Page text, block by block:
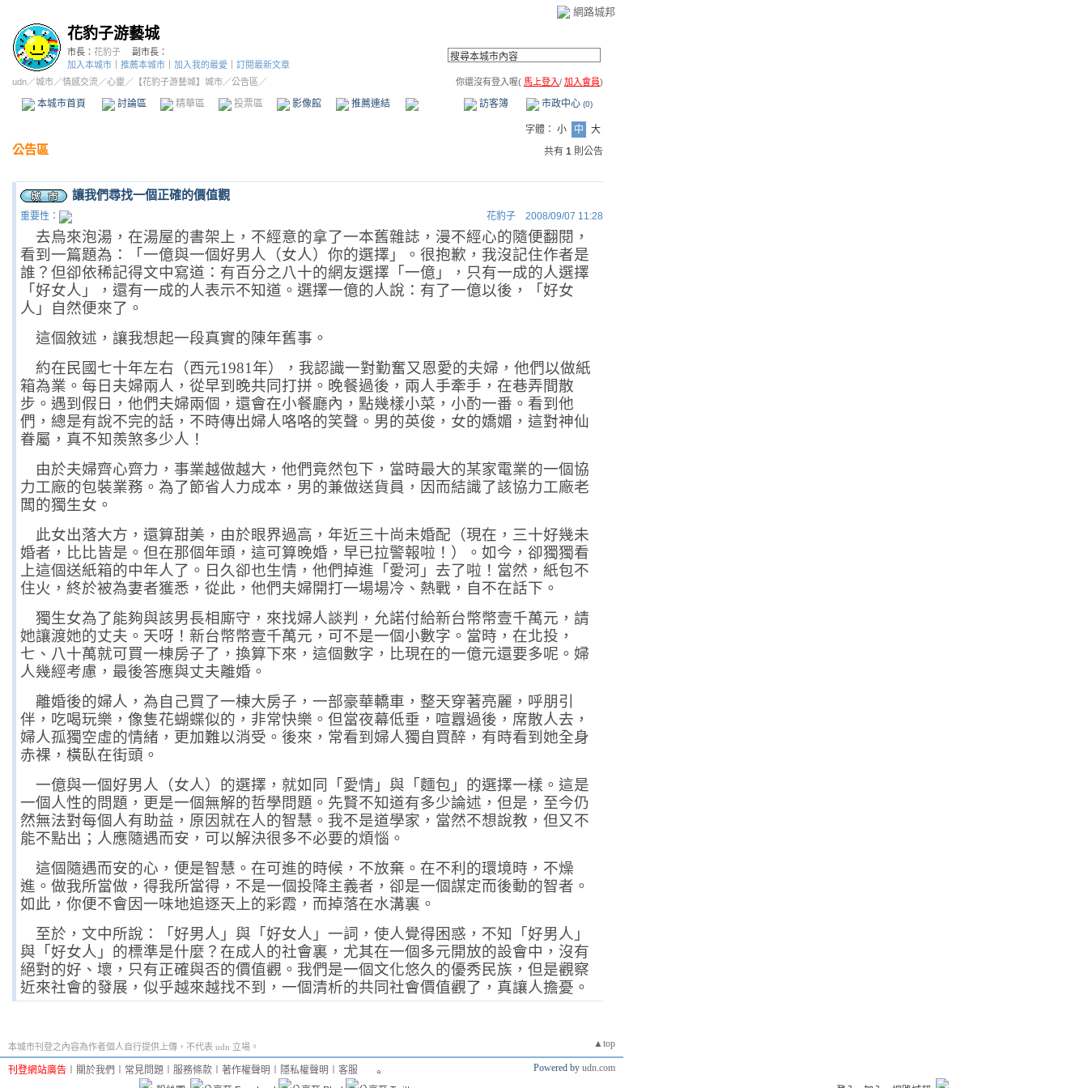
網路城邦
花豹子游藝城
市長： 花豹子
副市長：
加入本城市
推薦本城市 加入我的最愛
訂閱最新文章
udn／城市／情感交流／心靈 ／ 【花豹子游藝城】城市／公告區／ 你還沒有登入喔( 馬上登入/ 加入會員)
本城市首頁 討論區 精華區 投票區 影像館 推薦連結 公告區 訪客簿 市政中心 (0)
字體： 小 中 大
公告區 共有 1 則公告
讓我們尋找一個正確的價值觀
重要性： 花豹子 2008/09/07 11:28
去烏來泡湯，在湯屋的書架上，不經意的拿了一本舊雜誌，漫不經心的隨便翻閱，
看到一篇題為：「一億與一個好男人（女人）你的選擇」。很抱歉，我沒記住作者是
誰？但卻依稀記得文中寫道：有百分之八十的網友選擇「一億」，只有一成的人選擇
「好女人」，還有一成的人表示不知道。選擇一億的人說：有了一億以後，「好女
人」自然便來了。
這個敘述，讓我想起一段真實的陳年舊事。
約在民國七十年左右（西元1981 年），我認識一對勤奮又恩愛的夫婦，他們以做紙
箱為業。每日夫婦兩人，從早到晚共同打拼。晚餐過後，兩人手牽手，在巷弄間散
步。遇到假日，他們夫婦兩個，還會在小餐廳內，點幾樣小菜，小酌一番。看到他
們，總是有說不完的話，不時傳出婦人咯咯的笑聲。男的英俊，女的嬌媚，這對神仙
眷屬，真不知羨煞多少人！
由於夫婦齊心齊力，事業越做越大，他們竟然包下，當時最大的某家電業的一個協
力工廠的包裝業務。為了節省人力成本，男的兼做送貨員，因而結識了該協力工廠老
闆的獨生女。
此女出落大方，還算甜美，由於眼界過高，年近三十尚未婚配（現在，三十好幾未
婚者，比比皆是。但在那個年頭，這可算晚婚，早已拉警報啦！）。如今，卻獨獨看
上這個送紙箱的中年人了。日久卻也生情，他們掉進「愛河」去了啦！當然，紙包不
住火，終於被為妻者獲悉，從此，他們夫婦開打一場場冷、熱戰，自不在話下。
獨生女為了能夠與該男長相廝守，來找婦人談判，允諾付給新台幣幣壹千萬元，請
她讓渡她的丈夫。天呀！新台幣幣壹千萬元，可不是一個小數字。當時，在北投，
七、八十萬就可買一棟房子了，換算下來，這個數字，比現在的一億元還要多呢。婦
人幾經考慮，最後答應與丈夫離婚。
離婚後的婦人，為自己買了一棟大房子，一部豪華轎車，整天穿著亮麗，呼朋引
伴，吃喝玩樂，像隻花蝴蝶似的，非常快樂。但當夜幕低垂，喧囂過後，席散人去，
婦人孤獨空虛的情緒，更加難以消受。後來，常看到婦人獨自買醉，有時看到她全身
赤裸，橫臥在街頭。
一億與一個好男人（女人）的選擇，就如同「愛情」與「麵包」的選擇一樣。這是
一個人性的問題，更是一個無解的哲學問題。先賢不知道有多少論述，但是，至今仍
然無法對每個人有助益，原因就在人的智慧。我不是道學家，當然不想說教，但又不
能不點出；人應隨遇而安，可以解決很多不必要的煩惱。
這個隨遇而安的心，便是智慧。在可進的時候，不放棄。在不利的環境時，不燥
進。做我所當做，得我所當得，不是一個投降主義者，卻是一個謀定而後動的智者。
如此，你便不會因一味地追逐天上的彩霞，而掉落在水溝裏。
至於，文中所說：
「好男人」與「好女人」一詞，使人覺得困惑，不知「好男人」
與「好女人」的標準是什麼？在成人的社會裏，尤其在一個多元開放的設會中，沒有
絕對的好、壞，只有正確與否的價值觀。我們是一個文化悠久的優秀民族，但是觀察
近來社會的發展，似乎越來越找不到，一個清析的共同社會價值觀了，真讓人擔憂。
▲top
本城市刊登之內容為作者個人自行提供上傳，不代表 udn 立場。
刊登網站廣告 關於我們 常見問題 服務條款 著作權聲明 隱私權聲明 客服 Powered by udn.com